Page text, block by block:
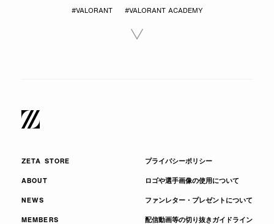
#VALORANT #VALORANT ACADEMY
ZETA STORE
ABOUT
NEWS
MEMBERS
プライバシーポリシー
ロゴや選手画像の使用について
ファンレター・プレゼントについて
配信動画等の切り抜きガイドライン